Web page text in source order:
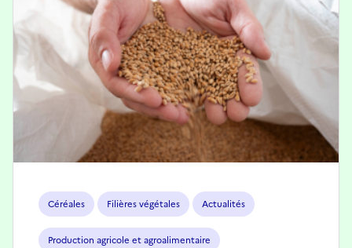
actualités
Céréales Filières végétales Actualités
Production agricole et agroalimentaire